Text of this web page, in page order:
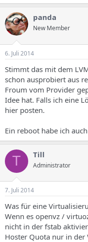
panda
New Member
6. Juli 2014
Stimmt das mit dem
schon ausprobiert aus
Froum vom Provider
Idee hat. Falls ich eine
hier posten.
Ein reboot habe ich
T Till
Administrator
7. Juli 2014
Was für eine
Wenn es openvz /
nicht in der fstab
Hoster Quota nur in